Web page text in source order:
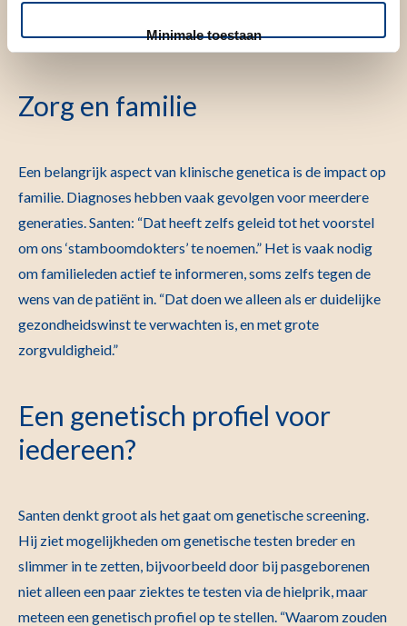
Minimale toestaan
vastgesteld worden.
Zorg en familie
Een belangrijk aspect van klinische genetica is de impact op
familie. Diagnoses hebben vaak gevolgen voor meerdere
generaties. Santen: “Dat heeft zelfs geleid tot het voorstel
om ons ‘stamboomdokters’ te noemen.” Het is vaak nodig
om familieleden actief te informeren, soms zelfs tegen de
wens van de patiënt in. “Dat doen we alleen als er duidelijke
gezondheidswinst te verwachten is, en met grote
zorgvuldigheid.”
Een genetisch profiel voor
iedereen?
Santen denkt groot als het gaat om genetische screening.
Hij ziet mogelijkheden om genetische testen breder en
slimmer in te zetten, bijvoorbeeld door bij pasgeborenen
niet alleen een paar ziektes te testen via de hielprik, maar
meteen een genetisch profiel op te stellen. “Waarom zouden